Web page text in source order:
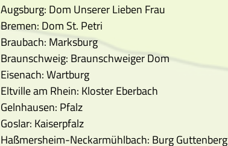
Augsburg: Dom Unserer Lieben Frau
Bremen: Dom St. Petri
Braubach: Marksburg
Braunschweig: Braunschweiger Dom
Eisenach: Wartburg
Eltville am Rhein: Kloster Eberbach
Gelnhausen: Pfalz
Goslar: Kaiserpfalz
Haßmersheim-Neckarmühlbach: Burg Guttenberg